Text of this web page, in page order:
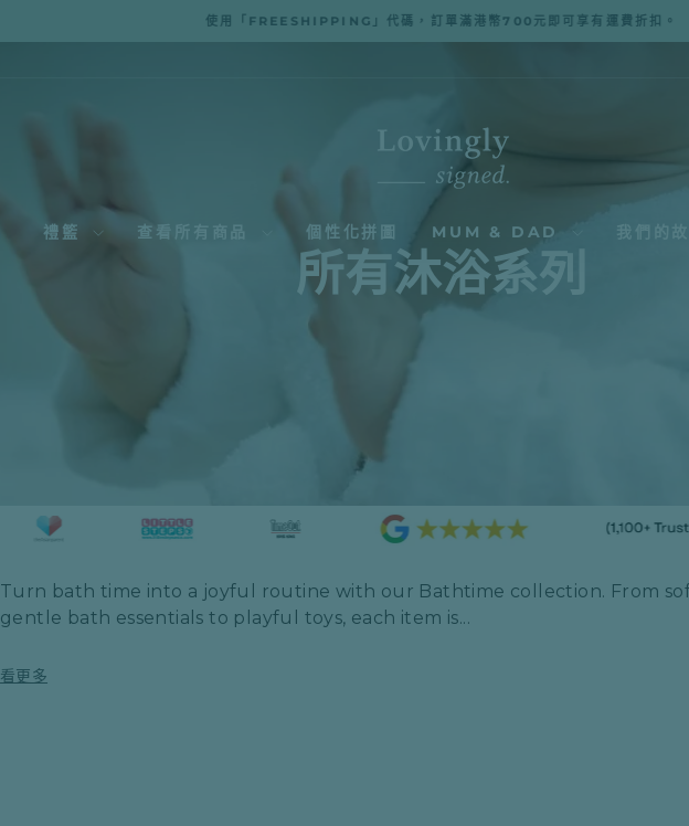
暫
使用「FREESHIPPING」代碼，訂單滿港幣700元即可享有運費折扣。
禮籃 查看所有商品 個性化拼圖 MUM & DAD 我們的
所有沐浴系列
Turn bath time into a joyful routine with our Bathtime collection. From
gentle bath essentials to playful toys, each item is...
看更多